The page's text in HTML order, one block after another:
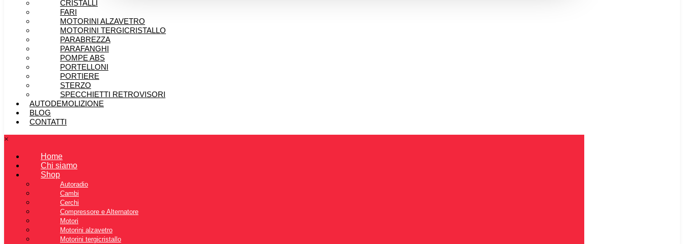
CRISTALLI
FARI
MOTORINI ALZAVETRO
MOTORINI TERGICRISTALLO
PARABREZZA
PARAFANGHI
POMPE ABS
PORTELLONI
PORTIERE
STERZO
SPECCHIETTI RETROVISORI
AUTODEMOLIZIONE
BLOG
CONTATTI
×
Home
Chi siamo
Shop
Autoradio
Cambi
Cerchi
Compressore e Alternatore
Motori
Motorini alzavetro
Motorini tergicristallo